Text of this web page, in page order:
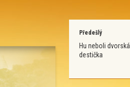
Předešlý
Hu neboli dvorská
destička